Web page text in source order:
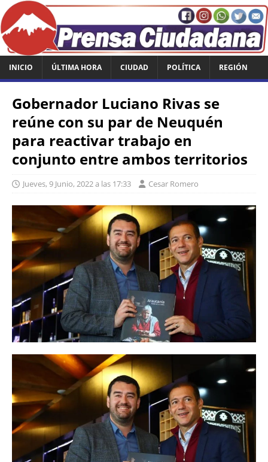
INICIO ÚLTIMA HORA CIUDAD POLÍTICA REGIÓN
Gobernador Luciano Rivas se
reúne con su par de Neuquén
para reactivar trabajo en
conjunto entre ambos territorios
Jueves, 9 Junio, 2022 a las 17:33 Cesar Romero